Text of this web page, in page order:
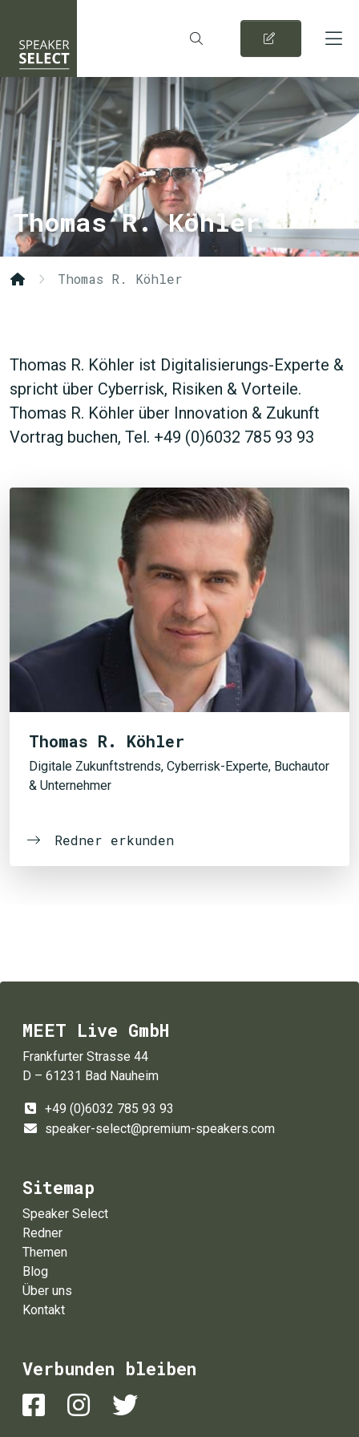
Thomas R. Köhler
Thomas R. Köhler
Thomas R. Köhler ist Digitalisierungs-Experte &
spricht über Cyberrisk, Risiken & Vorteile.
Thomas R. Köhler über Innovation & Zukunft
Vortrag buchen, Tel. +49 (0)6032 785 93 93
Thomas R. Köhler
Digitale Zukunftstrends, Cyberrisk-Experte, Buchautor
& Unternehmer
Redner erkunden
MEET Live GmbH
Frankfurter Strasse 44
D – 61231 Bad Nauheim
+49 (0)6032 785 93 93
speaker-select@premium-speakers.com
Sitemap
Speaker Select
Redner
Themen
Blog
Über uns
Kontakt
Verbunden bleiben
JETZT SUCHEN